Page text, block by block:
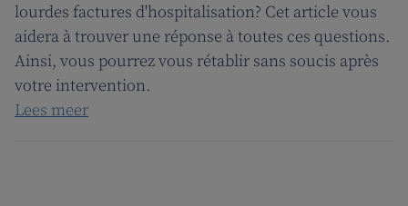
lourdes factures d'hospitalisation? Cet article vous
aidera à trouver une réponse à toutes ces questions.
Ainsi, vous pourrez vous rétablir sans soucis après
votre intervention.
Lees meer